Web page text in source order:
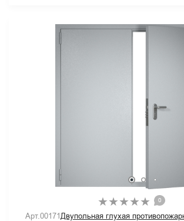
0
Арт.00171 Двупольная глухая